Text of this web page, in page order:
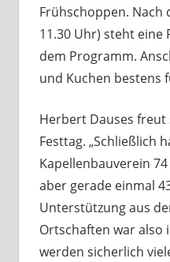
Frühschoppen. Nach
11.30 Uhr) steht eine
dem Programm.
und Kuchen bestens
Herbert Dauses
Festtag. „Schließlich
Kapellenbauverein
aber gerade einmal
Unterstützung aus
Ortschaften war also
werden sicherlich